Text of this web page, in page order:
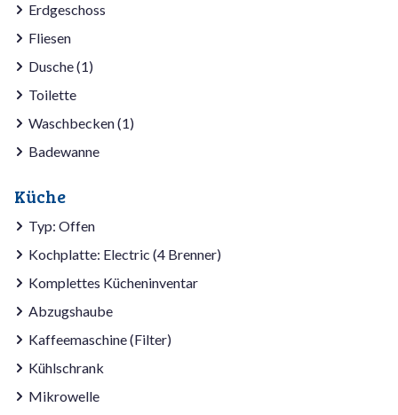
Erdgeschoss
Fliesen
Dusche (1)
Toilette
Waschbecken (1)
Badewanne
Küche
Typ: Offen
Kochplatte: Electric (4 Brenner)
Komplettes Kücheninventar
Abzugshaube
Kaffeemaschine (Filter)
Kühlschrank
Mikrowelle